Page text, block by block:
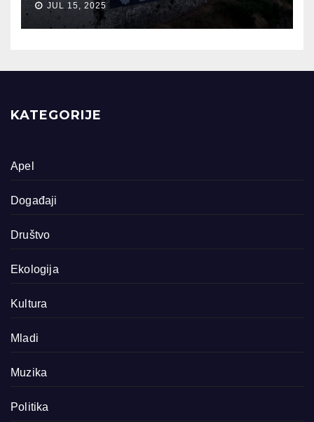
JUL 15, 2025
KATEGORIJE
Apel
Događaji
Društvo
Ekologija
Kultura
Mladi
Muzika
Politika